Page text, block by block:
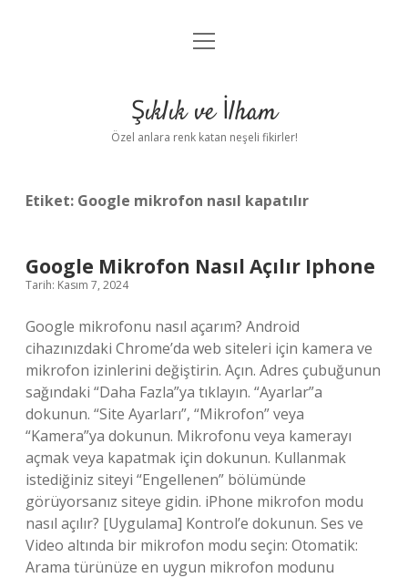
Anasayfa
Yasal Uyarı
menüyü
Şıklık ve İlham
Özel anlara renk katan neşeli fikirler!
Etiket: Google mikrofon nasıl kapatılır
Google Mikrofon Nasıl Açılır Iphone
Tarih: Kasım 7, 2024
Google mikrofonu nasıl açarım? Android
cihazınızdaki Chrome’da web siteleri için kamera ve
mikrofon izinlerini değiştirin. Açın. Adres çubuğunun
sağındaki “Daha Fazla”ya tıklayın. “Ayarlar”a
dokunun. “Site Ayarları”, “Mikrofon” veya
“Kamera”ya dokunun. Mikrofonu veya kamerayı
açmak veya kapatmak için dokunun. Kullanmak
istediğiniz siteyi “Engellenen” bölümünde
görüyorsanız siteye gidin. iPhone mikrofon modu
nasıl açılır? [Uygulama] Kontrol’e dokunun. Ses ve
Video altında bir mikrofon modu seçin: Otomatik:
Arama türünüze en uygun mikrofon modunu